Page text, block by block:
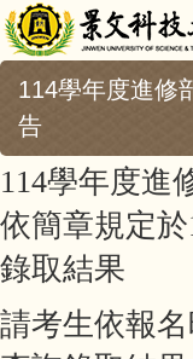
114學年度進修
告
114學年度進
依簡章規定於
錄取結果
請考生依報